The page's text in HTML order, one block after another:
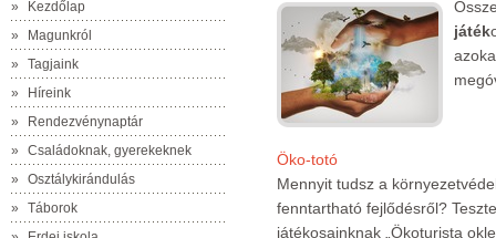
»
Kezdőlap
»
Magunkról
»
Tagjaink
»
Híreink
»
Rendezvénynaptár
»
Családoknak, gyerekeknek
»
Osztálykirándulás
»
Táborok
játék
Öko-totó
Mennyit tudsz a
fenntartható fejlődésről?
játékosainknak „Ökoturista